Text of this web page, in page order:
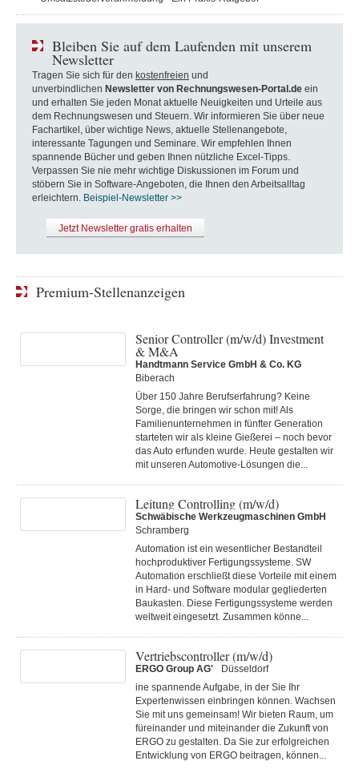
Bleiben Sie auf dem Laufenden mit unserem
Newsletter
Tragen Sie sich für den kostenfreien und
unverbindlichen Newsletter von Rechnungswesen-Portal.de ein
und erhalten Sie jeden Monat aktuelle Neuigkeiten und Urteile aus
dem Rechnungswesen und Steuern. Wir informieren Sie über neue
Fachartikel, über wichtige News, aktuelle Stellenangebote,
interessante Tagungen und Seminare. Wir empfehlen Ihnen
spannende Bücher und geben Ihnen nützliche Excel-Tipps.
Verpassen Sie nie mehr wichtige Diskussionen im Forum und
stöbern Sie in Software-Angeboten, die Ihnen den Arbeitsalltag
erleichtern. Beispiel-Newsletter >>
Jetzt Newsletter gratis erhalten
Premium-Stellenanzeigen
Senior Controller (m/w/d) Investment
& M&A
Handtmann Service GmbH & Co. KG
Biberach
Über 150 Jahre Berufserfahrung? Keine
Sorge, die bringen wir schon mit! Als
Familienunternehmen in fünfter Generation
starteten wir als kleine Gießerei – noch bevor
das Auto erfunden wurde. Heute gestalten wir
mit unseren Automotive-Lösungen die...
Leitung Controlling (m/w/d)
Schwäbische Werkzeugmaschinen GmbH
Schramberg
Automation ist ein wesentlicher Bestandteil
hochproduktiver Fertigungssysteme. SW
Automation erschließt diese Vorteile mit einem
in Hard- und Software modular gegliederten
Baukasten. Diese Fertigungs­systeme werden
weltweit eingesetzt. Zusammen könne...
Vertriebscontroller (m/w/d)
ERGO Group AG'
Düsseldorf
ine spannende Aufgabe, in der Sie Ihr
Expertenwissen einbringen können. Wachsen
Sie mit uns gemeinsam! Wir bieten Raum, um
füreinander und miteinander die Zukunft von
ERGO zu gestalten. Da Sie zur erfolgreichen
Entwicklung von ERGO beitragen, können...